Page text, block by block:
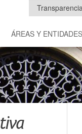
ÁREAS Y ENTIDADES